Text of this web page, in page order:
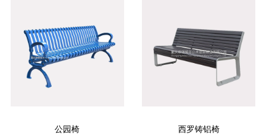
公园椅 西罗铸铝椅